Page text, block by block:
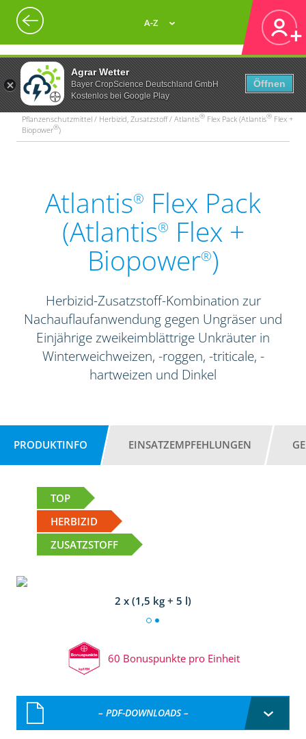
Agrar Wetter
Bayer CropScience Deutschland GmbH
Kostenlos bei Google Play
Öffnen
A-Z
Pflanzenschutzmittel / Herbizid, Zusatzstoff / Atlantis® Flex Pack (Atlantis® Flex +
Biopower®)
Atlantis® Flex Pack
(Atlantis® Flex +
Biopower®)
Herbizid-Zusatzstoff-Kombination zur
Nachauflaufanwendung gegen Ungräser und
Einjährige zweikeimblättrige Unkräuter in
Winterweichweizen, -roggen, -triticale, -
hartweizen und Dinkel
PRODUKTINFO EINSATZEMPFEHLUNGEN
TOP
HERBIZID
ZUSATZSTOFF
2 x (1,5 kg + 5 l)
60 Bonuspunkte pro Einheit
– PDF-DOWNLOADS –